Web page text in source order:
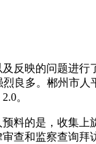
映的问题进行
良多。郴州市
。
的是，收集上
查和监察查询